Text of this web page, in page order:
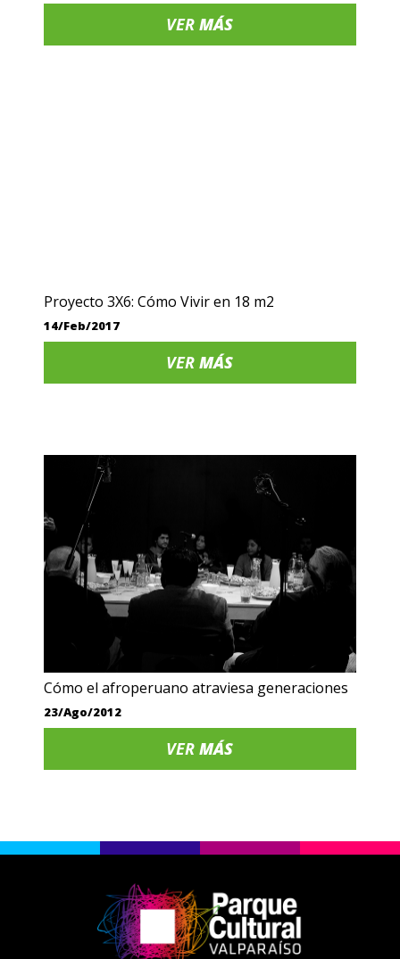
VERMÁS
Proyecto 3X6: Cómo Vivir en 18 m2
14/Feb/2017
VERMÁS
Cómo el afroperuano atraviesa generaciones
23/Ago/2012
VERMÁS